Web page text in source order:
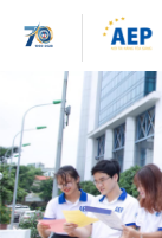
content